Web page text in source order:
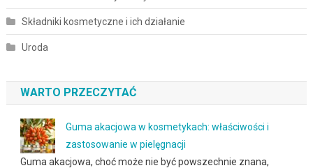
Składniki kosmetyczne i ich działanie
Uroda
WARTO PRZECZYTAĆ
Guma akacjowa w kosmetykach: właściwości i
zastosowanie w pielęgnacji
Guma akacjowa, choć może nie być powszechnie znana,